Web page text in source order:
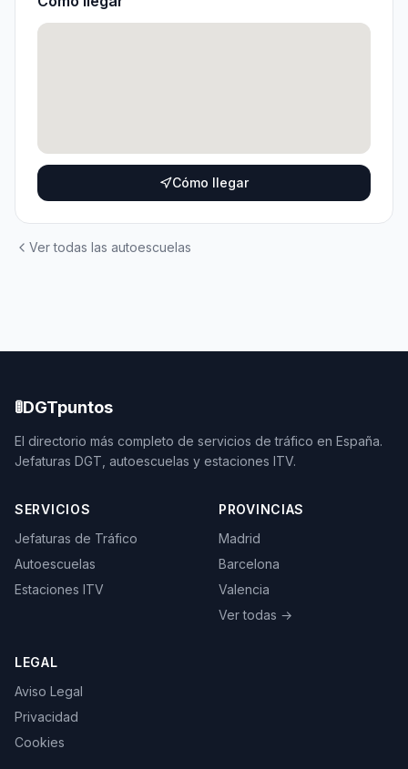
Cómo llegar
Ver todas las autoescuelas
🚦DGTpuntos
El directorio más completo de servicios de tráfico en España.
Jefaturas DGT, autoescuelas y estaciones ITV.
SERVICIOS
Jefaturas de Tráfico
Autoescuelas
Estaciones ITV
PROVINCIAS
Madrid
Barcelona
Valencia
Ver todas →
LEGAL
Aviso Legal
Privacidad
Cookies